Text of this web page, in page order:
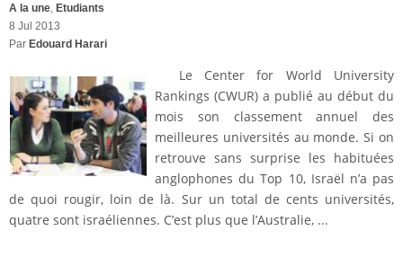
A la une, Etudiants
8 Jul 2013
Par Edouard Harari
Le Center for World University
Rankings (CWUR) a publié au début du
mois son classement annuel des
meilleures universités au monde. Si on
retrouve sans surprise les habituées
anglophones du Top 10, Israël n’a pas
de quoi rougir, loin de là. Sur un total de cents universités,
quatre sont israéliennes. C’est plus que l’Australie, ...